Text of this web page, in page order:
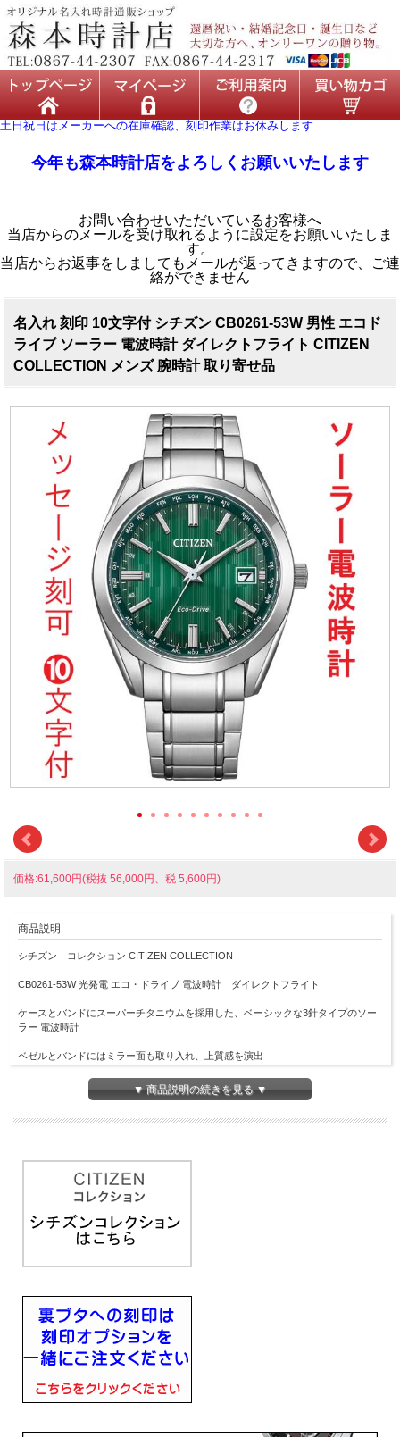
土日祝日はメーカーへの在庫確認、刻印作業はお休みします
今年も森本時計店をよろしくお願いいたします
お問い合わせいただいているお客様へ
当店からのメールを受け取れるように設定をお願いいたしま
す。
当店からお返事をしましてもメールが返ってきますので、ご連
絡ができません
名入れ 刻印 10文字付 シチズン CB0261-53W 男性 エコド
ライブ ソーラー 電波時計 ダイレクトフライト CITIZEN
COLLECTION メンズ 腕時計 取り寄せ品
価格:61,600円(税抜 56,000円、税 5,600円)
商品説明
シチズン コレクション CITIZEN COLLECTION
CB0261-53W 光発電 エコ・ドライブ 電波時計 ダイレクトフライト
ケースとバンドにスーパーチタニウムを採用した、ベーシックな3針タイプのソー
ラー 電波時計
ベゼルとバンドにはミラー面も取り入れ、上質感を演出
落ち着いたカラーで、縦方向にパターンをあしらった文字板はシンプルで見やす
く、幅広いシーンでお使いいただけるデザインです
■電波機能：日本全国、北米、ドイツ、中国対応
■スーパーチタニウムバンド
■プッシュ式三つ折中留め
■光発電
■月差±15秒（非受信時）
■スーパーチタニウム
■カレンダー（日付）機能
■耐ニッケルアレルギー
■JIS一種耐磁
■バンド幅20mm
■幅40mm×厚み10mm×重さ88g
■キャリバーNo：H145
■バンド調整可能サイズ：144～206mm
▼ 商品説明の続きを見る ▼